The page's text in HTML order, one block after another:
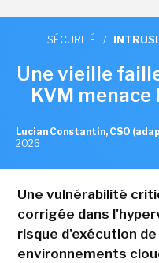
SÉCURITÉ /
Une vieille
KVM
Lucian Constantin, CSO
2026
Une vulnérabilité
corrigée dans
risque d'exécution
environnements